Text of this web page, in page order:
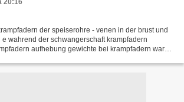
20:16
der speiserohre - venen in der brust und
wahrend der schwangerschaft krampfadern
aufhebung gewichte bei krampfadern warum